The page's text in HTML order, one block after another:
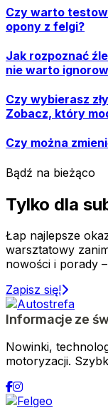
Czy warto
opony z felgi?
Jak rozpoznać
nie warto
Czy wybierasz
Zobacz, który
Czy można
Bądź na bieżąco
Tylko dla
Łap najlepsze
warsztatowy
nowości i porady
Zapisz się!
Informacje ze
Nowinki,
motoryzacji.